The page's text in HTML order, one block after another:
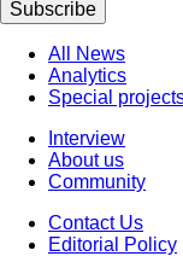
Subscribe
All News
Analytics
Special
Interview
About us
Community
Contact Us
Editorial Policy